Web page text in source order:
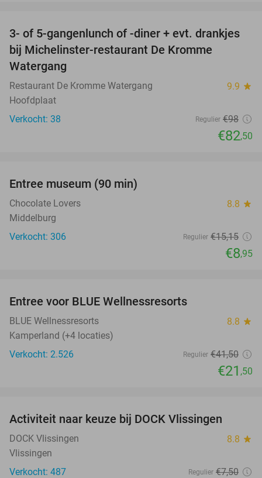
16%
3- of 5-gangenlunch of -diner + evt. drankjes
bij Michelinster-restaurant De Kromme
Watergang
Restaurant De Kromme Watergang 9.9 star
Hoofdplaat
Verkocht: 38
Regulier €98
€82,50
Entree museum (90 min)
Chocolate Lovers 8.8 star
Middelburg
Verkocht: 306
Regulier €15,15
€8,95
Entree voor BLUE Wellnessresorts
BLUE Wellnessresorts 8.8 star
Kamperland (+4 locaties)
Verkocht: 2.526
Regulier €41,50
€21 ,50
Activiteit naar keuze bij DOCK Vlissingen
DOCK Vlissingen 8.8 star
Vlissingen
Verkocht: 487
Regulier €7,50